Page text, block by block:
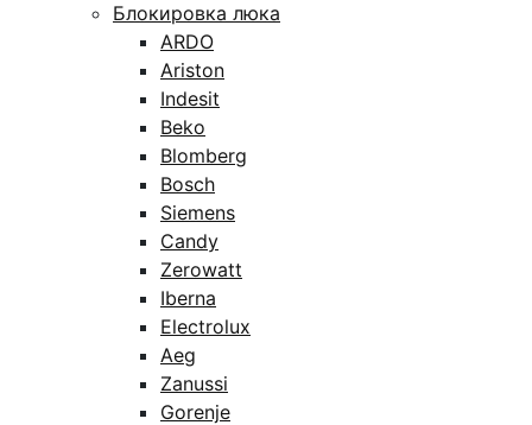
Блокировка люка
ARDO
Ariston
Indesit
Beko
Blomberg
Bosch
Siemens
Candy
Zerowatt
Iberna
Electrolux
Aeg
Zanussi
Gorenje